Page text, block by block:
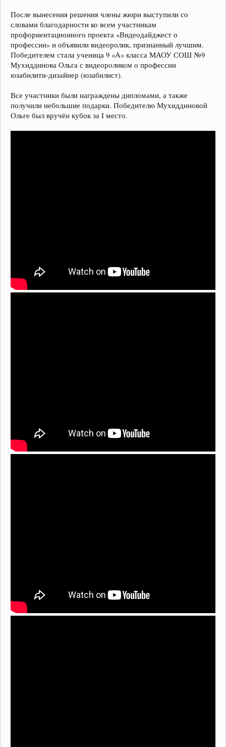
После вынесения решения члены жюри выступили со
словами благодарности ко всем участникам
профориентационного проекта «Видеодайджест о
профессии» и объявили видеоролик, признанный лучшим.
Победителем стала ученица 9 «А» класса МАОУ СОШ №9
Мухиддинова Ольга с видеороликом о профессии
юзабилити-дизайнер (юзабилист).
Все участники были награждены дипломами, а также
получили небольшие подарки. Победителю Мухиддиновой
Ольге был вручён кубок за I место.